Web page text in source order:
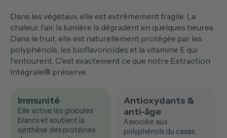
Dans les végétaux, elle est extrêmement fragile. La
chaleur, l'air, la lumière la dégradent en quelques heures.
Dans le fruit, elle est naturellement protégée par les
polyphénols, les bioflavonoïdes et la vitamine E qui
l'entourent. C'est exactement ce que notre Extraction
Intégrale® préserve.
Immunité
Elle active les globules
blancs et soutient la
synthèse des protéines
Antioxydants &
anti-âge
Associée aux
polyphénols du cassis,